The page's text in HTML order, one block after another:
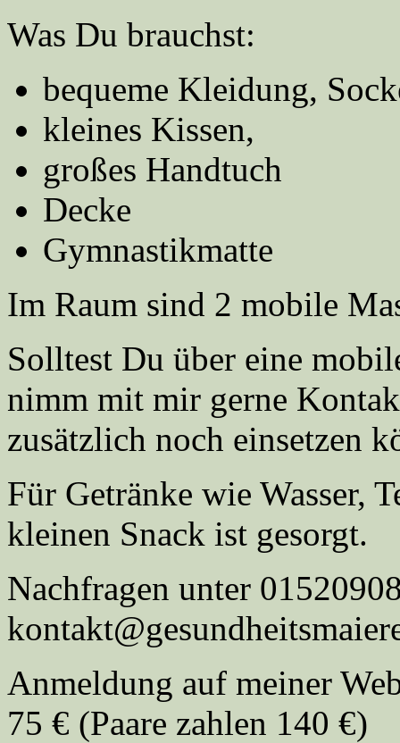
Was Du brauchst:
bequeme Kleidung,
kleines Kissen,
großes Handtuch
Decke
Gymnastikmatte
Im Raum sind 2 mobile
Solltest Du über eine
nimm mit mir gerne
zusätzlich noch einsetzen
Für Getränke wie Wasser,
kleinen Snack ist gesorgt.
Nachfragen unter
Anmeldung auf meiner
75 € (Paare zahlen 140 €)